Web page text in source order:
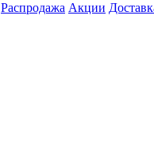
Распродажа Акции